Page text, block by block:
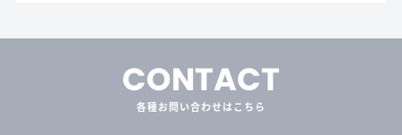
CONTACT
各種お問い合わせはこちら